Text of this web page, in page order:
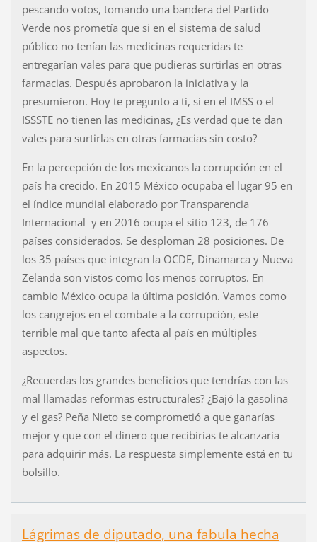
pescando votos, tomando una bandera del Partido
Verde nos prometía que si en el sistema de salud
público no tenían las medicinas requeridas te
entregarían vales para que pudieras surtirlas en otras
farmacias. Después aprobaron la iniciativa y la
presumieron. Hoy te pregunto a ti, si en el IMSS o el
ISSSTE no tienen las medicinas, ¿Es verdad que te dan
vales para surtirlas en otras farmacias sin costo?
En la percepción de los mexicanos la corrupción en el
país ha crecido. En 2015 México ocupaba el lugar 95 en
el índice mundial elaborado por Transparencia
Internacional y en 2016 ocupa el sitio 123, de 176
países considerados. Se desploman 28 posiciones. De
los 35 países que integran la OCDE, Dinamarca y Nueva
Zelanda son vistos como los menos corruptos. En
cambio México ocupa la última posición. Vamos como
los cangrejos en el combate a la corrupción, este
terrible mal que tanto afecta al país en múltiples
aspectos.
¿Recuerdas los grandes beneficios que tendrías con las
mal llamadas reformas estructurales? ¿Bajó la gasolina
y el gas? Peña Nieto se comprometió a que ganarías
mejor y que con el dinero que recibirías te alcanzaría
para adquirir más. La respuesta simplemente está en tu
bolsillo.
Lágrimas de diputado, una fabula hecha